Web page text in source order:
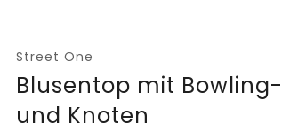
Street One
Blusentop mit
und Knoten